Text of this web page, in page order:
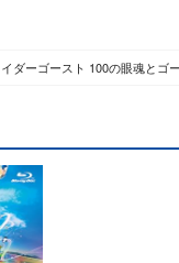
ダーゴースト 100の眼魂とゴ